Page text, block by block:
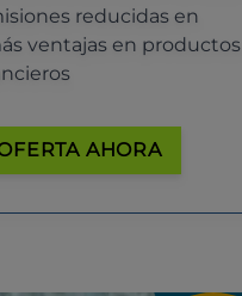
reducidas en
ventajas en productos
AHORA